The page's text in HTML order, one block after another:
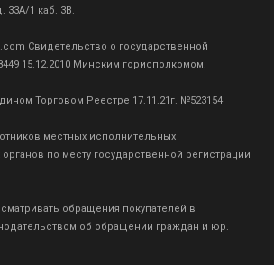
33А/1 каб. 3В.
Свидетельство о государственной
15.12.2010 Минским горисполкомом.
Торговом Реестре 17.11.21г. №523154
местных исполнительных
по месту государственной регистрации
обращения покупателей в
об обращении граждан и юр.